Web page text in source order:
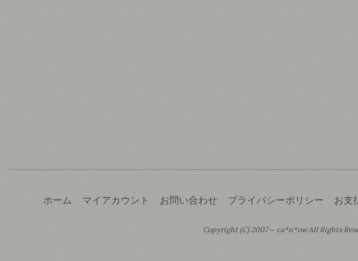
ホーム マイアカウント お問い合わせ プライバシーポリシー お支
Copyright (C) 2007～ ca*n*ow All Rights